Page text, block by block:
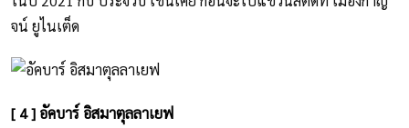
จน์ ยูไนเต็ด
[ 4 ] อัคบาร์ อิสมาตุลลาเยฟ